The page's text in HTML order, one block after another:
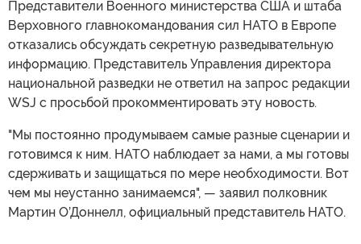
Представители Военного министерства США и штаба
Верховного главнокомандования сил НАТО в Европе
отказались обсуждать секретную разведывательную
информацию. Представитель Управления директора
национальной разведки не ответил на запрос редакции
WSJ с просьбой прокомментировать эту новость.
"Мы постоянно продумываем самые разные сценарии и
готовимся к ним. НАТО наблюдает за нами, а мы готовы
сдерживать и защищаться по мере необходимости. Вот
чем мы неустанно занимаемся", — заявил полковник
Мартин О’Доннелл, официальный представитель НАТО.